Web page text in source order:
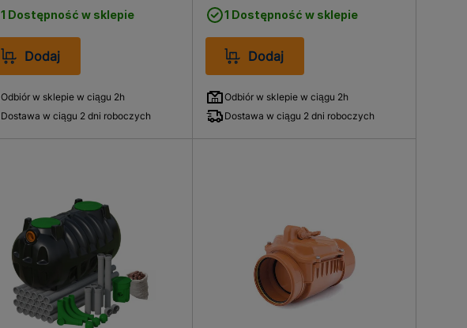
1 Dostępność w sklepie
Dodaj
Odbiór w sklepie w ciągu 2h
Dostawa w ciągu 2 dni roboczych
1 Dostępność w sklepie
Dodaj
Odbiór w sklepie w ciągu 2h
Dostawa w ciągu 2 dni roboczych